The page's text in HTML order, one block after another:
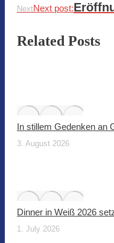
NextNext post:
Related Posts
In stillem Gedenken an
3. August 2026
Dinner in Weiß 2026
1. July 2026